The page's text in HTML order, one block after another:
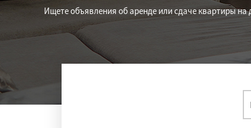
Ищете объявления об аренде или сдаче квартиры